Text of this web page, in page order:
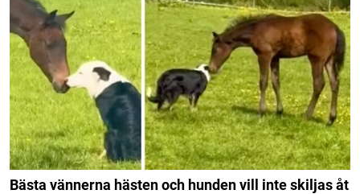
Bästa vännerna hästen och hunden vill inte skiljas åt